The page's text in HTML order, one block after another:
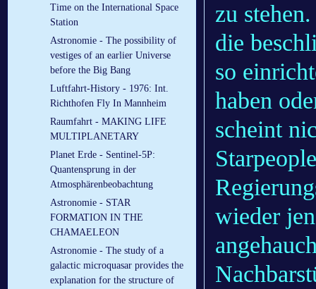
Time on the International Space
Station
Astronomie - The possibility of
vestiges of an earlier Universe
before the Big Bang
Luftfahrt-History - 1976: Int.
Richthofen Fly In Mannheim
Raumfahrt - MAKING LIFE
MULTIPLANETARY
Planet Erde - Sentinel-5P:
Quantensprung in der
Atmosphärenbeobachtung
Astronomie - STAR
FORMATION IN THE
CHAMAELEON
Astronomie - The study of a
galactic microquasar provides the
explanation for the structure of
zu
die
so
haben
scheint
wieder